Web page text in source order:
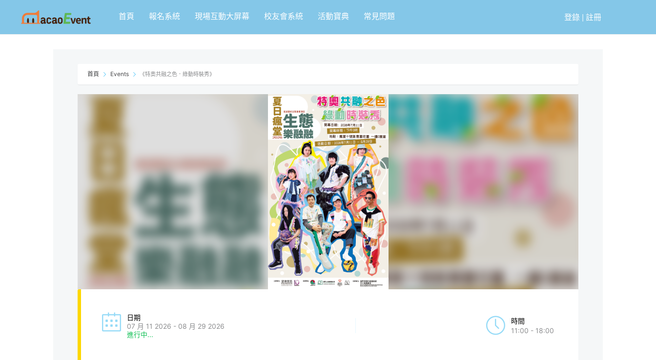
首頁 報名系統 現場互動大屏幕 校友會系統 活動寶典 常見問題 登錄| 註冊
首頁 Events 《特奧共融之色．綠動時裝秀》
日期
07 月 11 2026 - 08 月 29 2026
進行中...
時間
11:00 - 18:00